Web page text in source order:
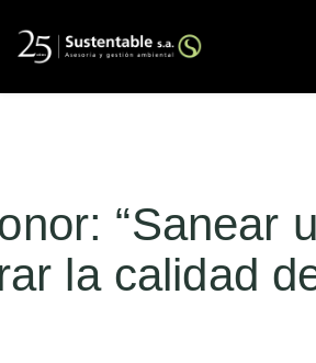
“Sanear
la calidad